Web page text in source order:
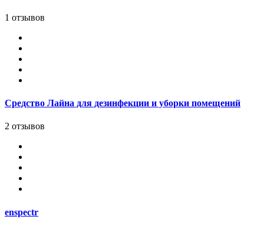
1 отзывов
Средство Лайна для дезинфекции и уборки помещений
2 отзывов
enspectr